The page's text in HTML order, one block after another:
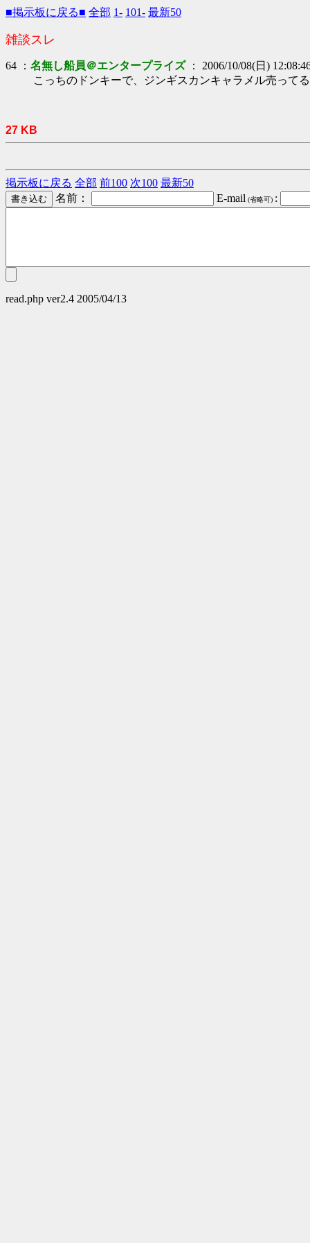
■掲示板に戻る■ 全部 1- 101- 最新50
雑談スレ
64 ： 名無し船員＠エンタープライズ： 2006/10/08(日)
こっちのドンキーで、ジンギスカンキャラメル売って
27 KB
掲示板に戻る 全部 前100 次100 最新50
名前：
E-mail (省略可) :
read.php ver2.4 2005/04/13